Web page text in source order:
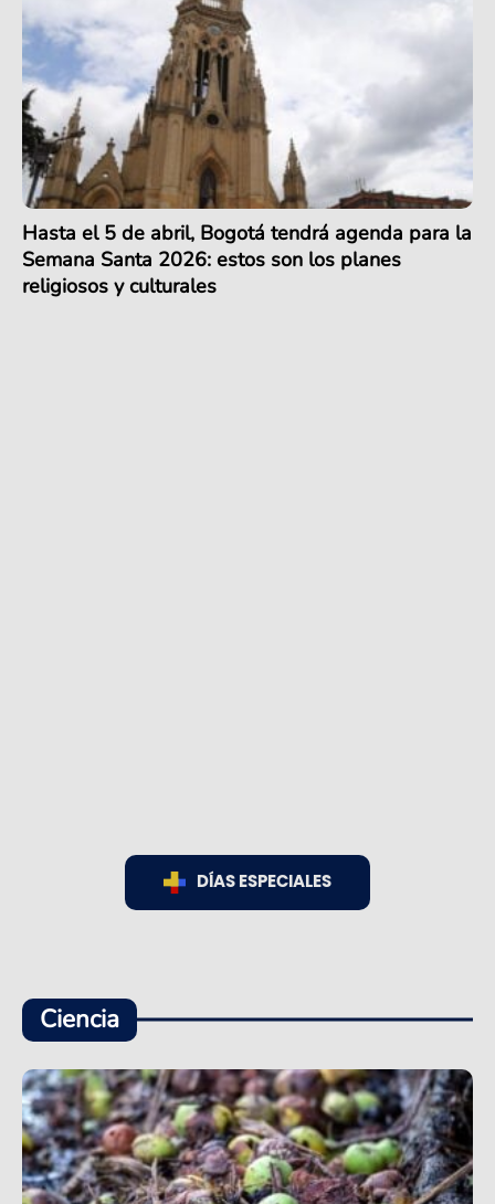
Hasta el 5 de abril, Bogotá tendrá agenda para la
Semana Santa 2026: estos son los planes
religiosos y culturales
DÍAS ESPECIALES
Ciencia